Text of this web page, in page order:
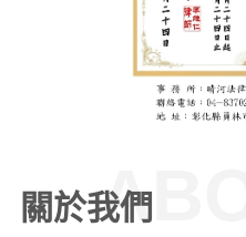
關於我們